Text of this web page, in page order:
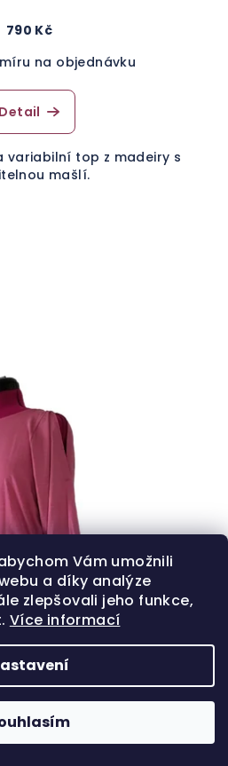
Vám umožnili
a díky analýze
zlepšovali jeho funkce,
Více informací
790 Kč
na objednávku
Detail
variabilní top z madeiry s
mašlí.